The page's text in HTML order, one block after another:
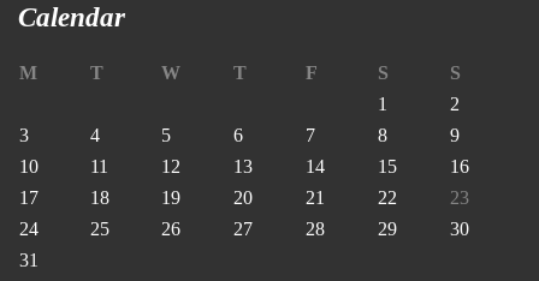
Calendar
M T W T F S
S
1
2
3
4 5 6 7 8
9
10
11 12 13 14 15
16
17
18 19 20 21 22
23
24
25 26 27 28 29
30
31